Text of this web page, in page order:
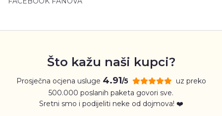
Što kažu naši kupci?
Prosječna ocjena usluge 4.91/5
uz preko
500.000 poslanih paketa govori sve.
Sretni smo i podijeliti neke od dojmova! ❤️